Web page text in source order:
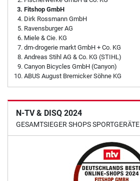
Fitshop GmbH
Dirk Rossmann GmbH
Ravensburger AG
Miele & Cie. KG
dm-drogerie markt GmbH + Co. KG
Andreas Stihl AG & Co. KG (STIHL)
Canyon Bicycles GmbH (Canyon)
ABUS August Bremicker Söhne KG
N-TV & DISQ 2024
GESAMTSIEGER SHOPS SPORTGERÄTE